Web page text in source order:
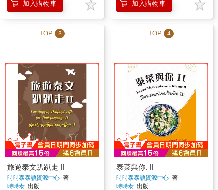
加入購物車 加入購物車
TOP 3
旅遊泰文趴趴走 II
時時泰泰語資源中心 著
時時泰 出版
TOP 4
泰菜與你. II
時時泰泰語資源中心 著
時時泰 出版